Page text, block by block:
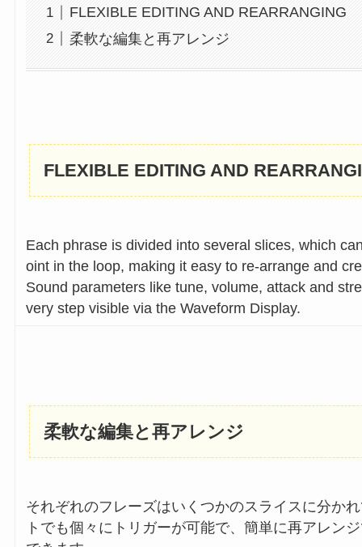
FLEXIBLE EDITING AND REARRANGING
柔軟な編集と再アレンジ
FLEXIBLE EDITING AND
Each phrase is divided into several slices, which
oint in the loop, making it easy to re-arrange and
Sound parameters like tune, volume, attack and
very step visible via the Waveform Display.
柔軟な編集と再アレンジ
それぞれのフレーズはいくつかのスライスに分か
トでも個々にトリガーが可能で、簡単に再アレン